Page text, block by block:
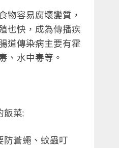
物容易腐壞變質，
也快，成為傳播疾
道傳染病主要有霍
、水中毒等。
飯菜;
防蒼蠅、蚊蟲叮